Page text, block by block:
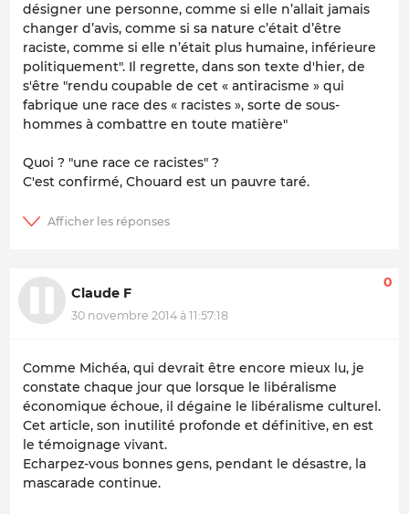
désigner une personne, comme si elle n’allait jamais
changer d’avis, comme si sa nature c’était d’être
raciste, comme si elle n’était plus humaine, inférieure
politiquement". Il regrette, dans son texte d'hier, de
s'être "rendu coupable de cet « antiracisme » qui
fabrique une race des « racistes », sorte de sous-
hommes à combattre en toute matière"
Quoi ? "une race ce racistes" ?
C'est confirmé, Chouard est un pauvre taré.
Claude F
30 novembre 2014 à 11:57:18
0
Comme Michéa, qui devrait être encore mieux lu, je
constate chaque jour que lorsque le libéralisme
économique échoue, il dégaine le libéralisme culturel.
Cet article, son inutilité profonde et définitive, en est
le témoignage vivant.
Echarpez-vous bonnes gens, pendant le désastre, la
mascarade continue.